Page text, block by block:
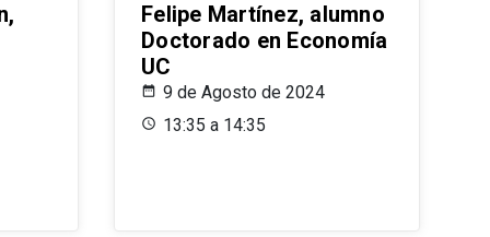
Felipe Martínez, alumno
Doctorado en Economía
UC
9 de Agosto de 2024
13:35 a 14:35